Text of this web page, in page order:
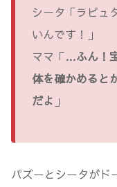
シータ「ラピュ
いんです！」
ママ「…ふん！
体を確かめると
だよ 」
パズーとシータがド